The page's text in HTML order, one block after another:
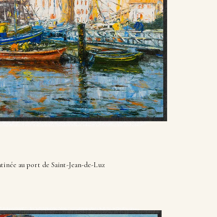
au port de Saint-Jean-de-Luz